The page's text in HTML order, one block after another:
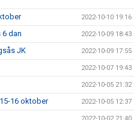
2022-10-10 19:16
6 dan 2022-10-09 18:43
JK 2022-10-09 17:55
2022-10-07 19:43
2022-10-05 21:32
16 oktober 2022-10-05 12:37